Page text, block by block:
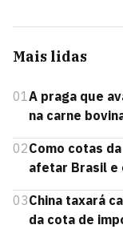
Mais lidas
01A praga que
na carne
02Como cotas
afetar Brasil e
03China taxará
da cota de